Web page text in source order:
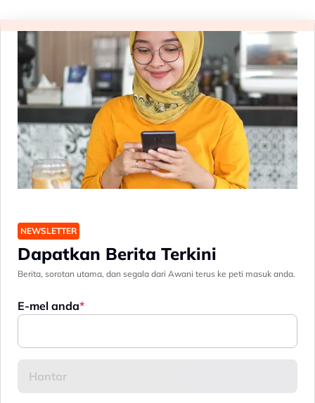
NEWSLETTER
Dapatkan Berita Terkini
Berita, sorotan utama, dan segala dari Awani terus ke peti masuk anda.
E-mel anda